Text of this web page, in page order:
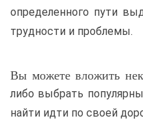
определенного пути
трудности и проблемы.
Вы можете вложить
либо выбрать
найти идти по своей